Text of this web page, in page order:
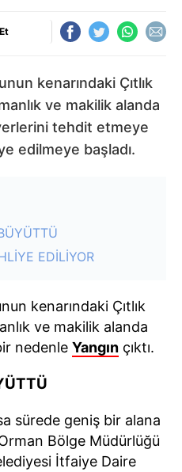
kenarındaki Çıtlık
ve makilik alanda
tehdit etmeye
edilmeye başladı.
EDİLİYOR
kenarındaki Çıtlık
ve makilik alanda
nedenle Yangın çıktı.
sürede geniş bir alana
Bölge Müdürlüğü
İtfaiye Daire